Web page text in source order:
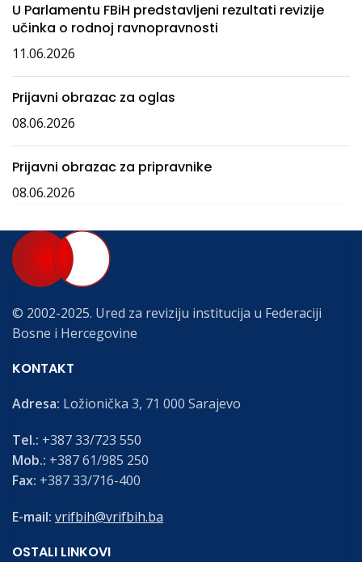
U Parlamentu FBiH predstavljeni rezultati revizije
učinka o rodnoj ravnopravnosti
11.06.2026
Prijavni obrazac za oglas
08.06.2026
Prijavni obrazac za pripravnike
08.06.2026
© 2002-2025. Ured za reviziju institucija u Federaciji
Bosne i Hercegovine
KONTAKT
Adresa: Ložionička 3, 71 000 Sarajevo
Tel.: +387 33/723 550
Mob.: +387 61/985 250
Fax: +387 33/716-400
E-mail: vrifbih@vrifbih.ba
OSTALI LINKOVI